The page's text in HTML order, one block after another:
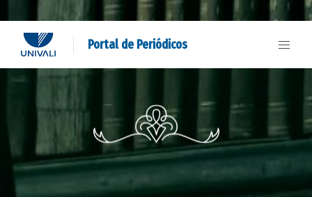
Portal de Periódicos